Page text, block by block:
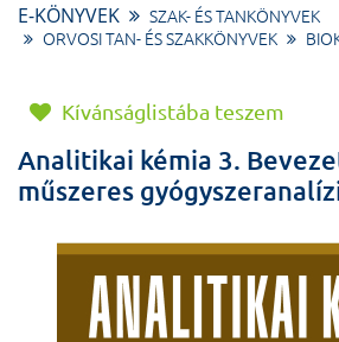
E-KÖNYVEK
SZAK- ÉS TANKÖNYVEK
ORVOSI TAN- ÉS SZAKKÖNYVEK
Kívánságlistába teszem
Analitikai kémia 3.
műszeres